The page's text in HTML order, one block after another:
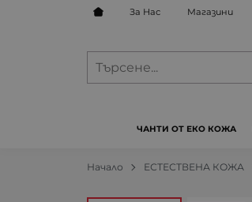
За Нас Магазини
ЧАНТИ ОТ ЕКО КОЖА
Начало ЕСТЕСТВЕНА КОЖА